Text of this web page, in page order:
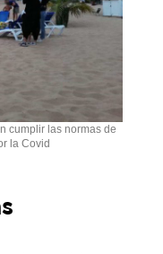
cumplir las normas de
la Covid